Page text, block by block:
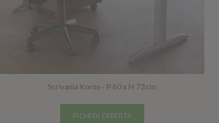
Scrivania Koros - P 60 x H 73 cm
RICHEDI OFFERTA